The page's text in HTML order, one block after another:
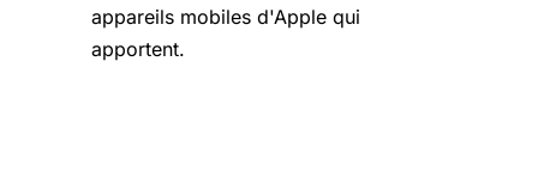
appareils mobiles d'Apple qui
apportent.